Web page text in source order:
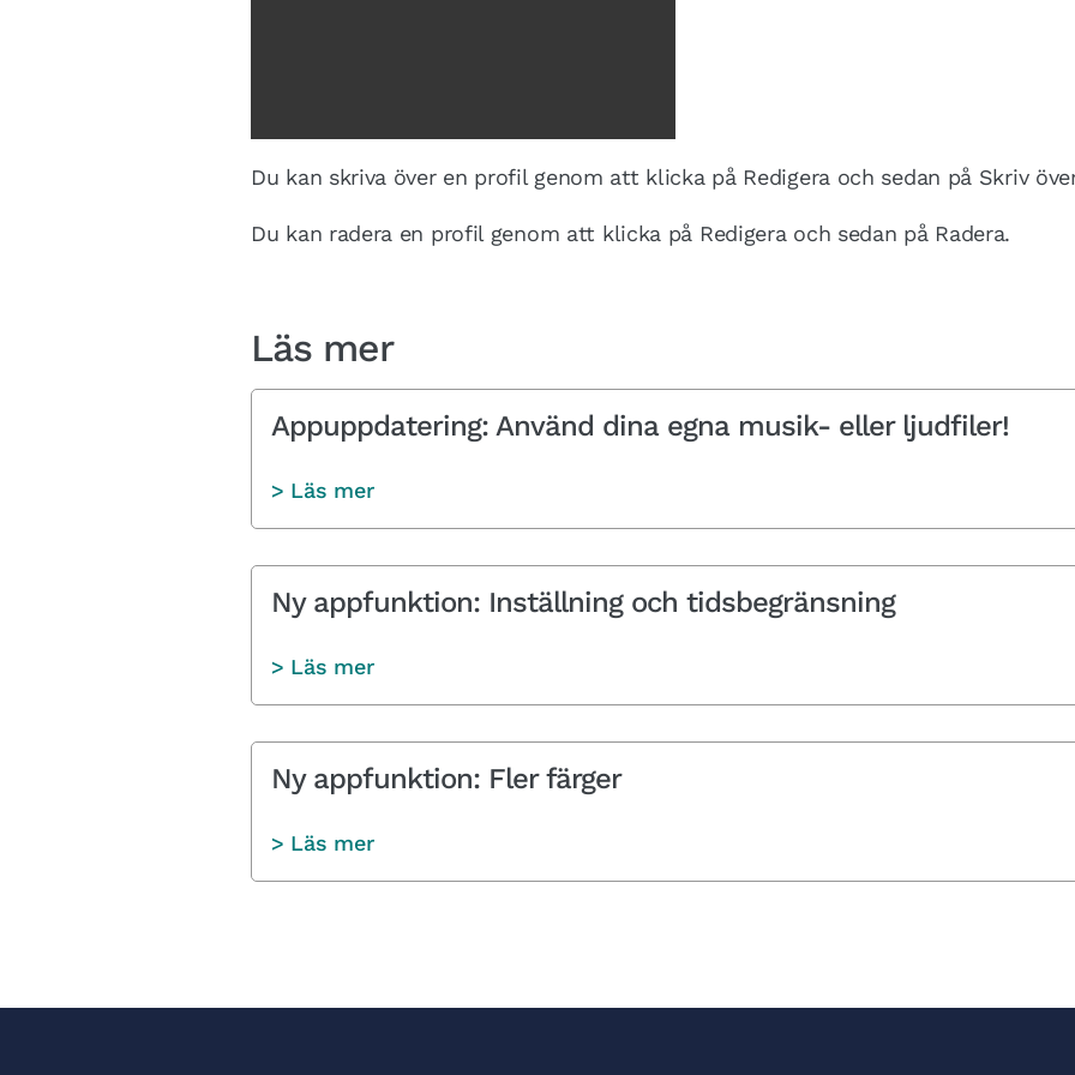
Du kan skriva över en profil genom att klicka på Redigera och sedan på Skriv
Du kan radera en profil genom att klicka på Redigera och sedan på Radera.
Läs mer
Appuppdatering: Använd dina egna musik- eller ljudfiler!
> Läs mer
Ny appfunktion: Inställning och tidsbegränsning
> Läs mer
Ny appfunktion: Fler färger
> Läs mer